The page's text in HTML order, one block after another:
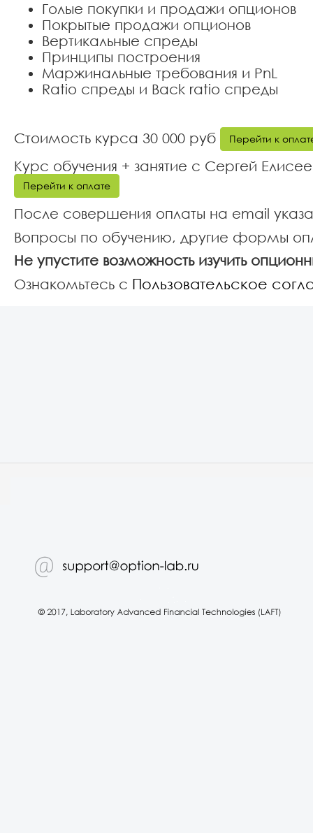
Голые покупки и продажи опционов
Покрытые продажи опционов
Вертикальные спреды
Принципы построения
Маржинальные требования и PnL
Ratio спреды и Back ratio спреды
Стоимость курса 30 000 руб Перейти к
Курс обучения + занятие с Сергей
Перейти к оплате
После совершения оплаты на email
Вопросы по обучению, другие формы
Не упустите возможность изучить
Ознакомьтесь с Пользовательское